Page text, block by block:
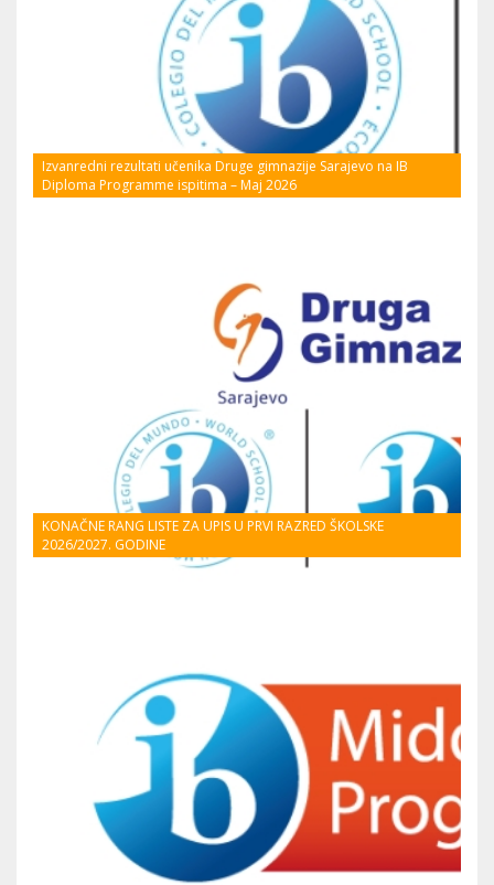
Izvanredni rezultati učenika Druge gimnazije Sarajevo na IB
Diploma Programme ispitima – Maj 2026
KONAČNE RANG LISTE ZA UPIS U PRVI RAZRED ŠKOLSKE
2026/2027. GODINE